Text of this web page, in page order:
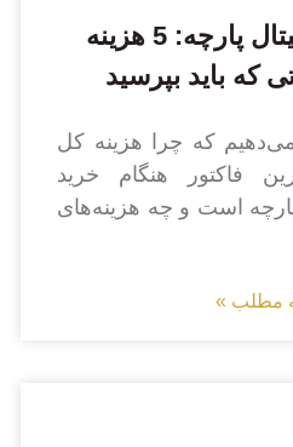
هزینه چاپ دیجیتال پارچه: 5 هزینه
که باید بپرسید
که چرا هزینه کل
فاکتور هنگام خرید
است و چه هزینه‌های
مطلب »